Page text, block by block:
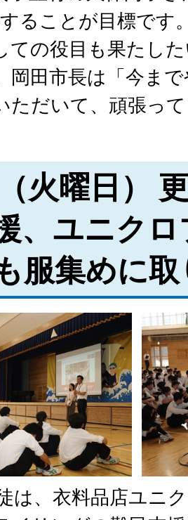
ることが目標です
ての役目も果たし
岡田市長は「今ま
ただいて、頑張っ
火曜日）
、ユニク
服集めに
は、衣料品店ユニ